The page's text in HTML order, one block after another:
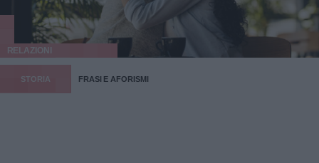
RELAZIONI
STORIA FRASI E AFORISMI